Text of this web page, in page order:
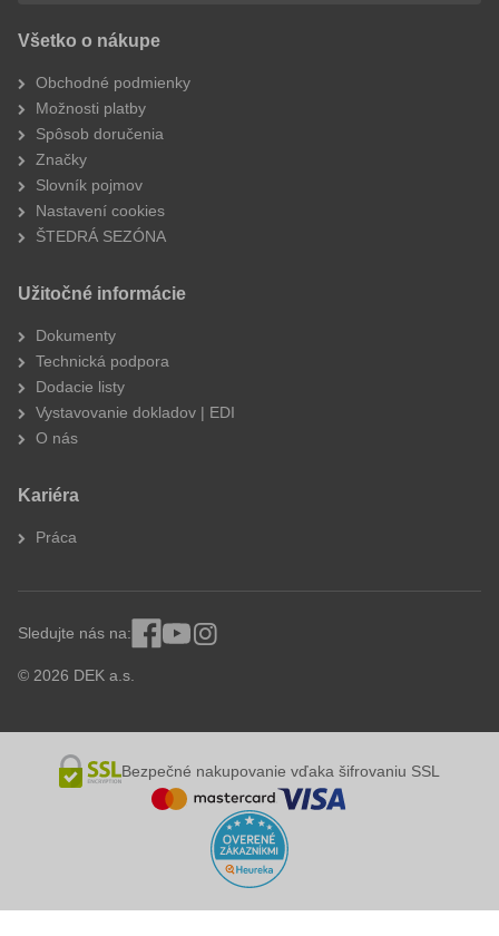
Všetko o nákupe
Obchodné podmienky
Možnosti platby
Spôsob doručenia
Značky
Slovník pojmov
Nastavení cookies
ŠTEDRÁ SEZÓNA
Užitočné informácie
Dokumenty
Technická podpora
Dodacie listy
Vystavovanie dokladov | EDI
O nás
Kariéra
Práca
© 2026 DEK a.s.
Sledujte nás na:
Bezpečné nakupovanie vďaka šifrovaniu SSL